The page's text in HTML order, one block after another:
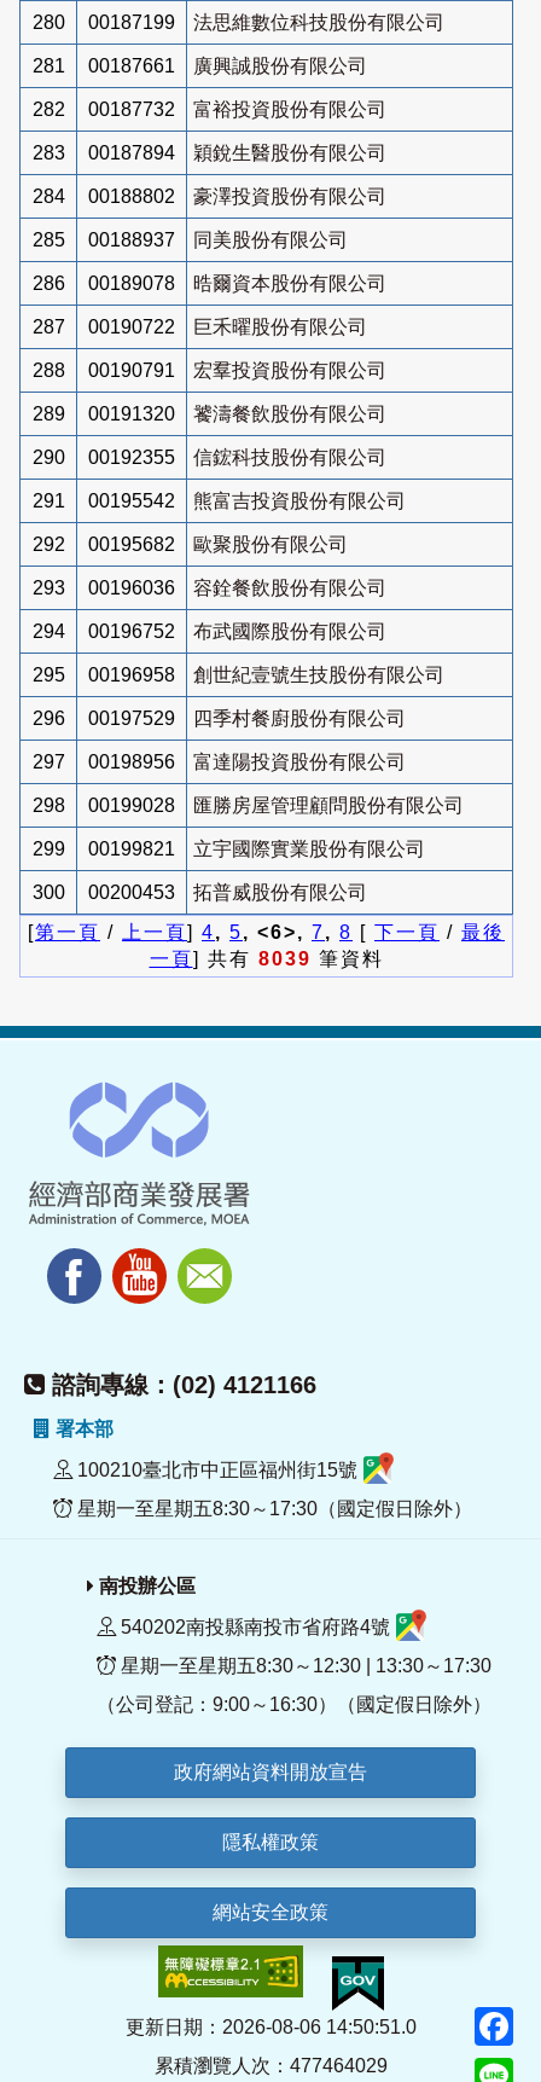
280 00187199 法思維數位科技股份有限公司
281 00187661 廣興誠股份有限公司
282 00187732 富裕投資股份有限公司
283 00187894 穎銳生醫股份有限公司
284 00188802 豪澤投資股份有限公司
285 00188937 同美股份有限公司
286 00189078 晧爾資本股份有限公司
287 00190722 巨禾曜股份有限公司
288 00190791 宏羣投資股份有限公司
289 00191320 饕濤餐飲股份有限公司
290 00192355 信鋐科技股份有限公司
291 00195542 熊富吉投資股份有限公司
292 00195682 歐聚股份有限公司
293 00196036 容銓餐飲股份有限公司
294 00196752 布武國際股份有限公司
295 00196958 創世紀壹號生技股份有限公司
296 00197529 四季村餐廚股份有限公司
297 00198956 富達陽投資股份有限公司
298 00199028 匯勝房屋管理顧問股份有限公司
299 00199821 立宇國際實業股份有限公司
300 00200453
拓普威股份有限公司
[第一頁 / 上一頁] 4, 5, <6>, 7, 8 [ 下一頁 / 最後
一頁] 共有 8039 筆資料
諮詢專線：(02) 4121166
署本部
100210臺北市中正區福州街15號
星期一至星期五8:30～17:30（國定假日除外）
南投辦公區
540202南投縣南投市省府路4號
星期一至星期五8:30～12:30 | 13:30～17:30
（公司登記：9:00～16:30）（國定假日除外）
政府網站資料開放宣告
隱私權政策
網站安全政策
更新日期：2026-08-06 14:50:51.0
累積瀏覽人次：477464029